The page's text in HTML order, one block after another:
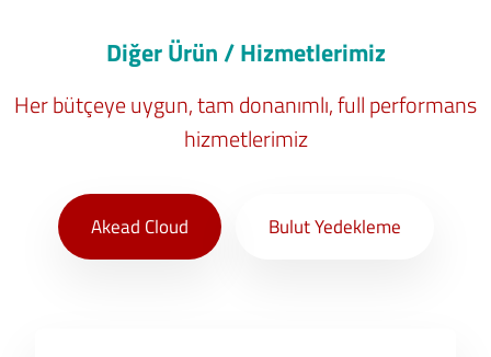
Diğer Ürün / Hizmetlerimiz
Her bütçeye uygun, tam donanımlı, full performans
hizmetlerimiz
Akead Cloud Bulut Yedekleme